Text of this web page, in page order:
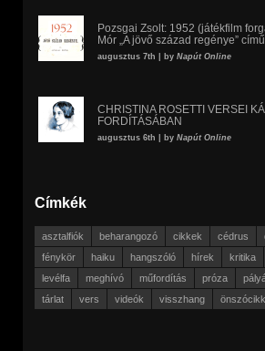
Pozsgai Zsolt: 1952 (játékfilm
Mór „A jövő század regénye”
augusztus 7th | by Napút Online
CHRISTINA ROSETTI VERSEI
FORDÍTÁSÁBAN
augusztus 6th | by Napút Online
Címkék
asztalfiók beharangozó cikkek cédrus
fénykör
haiku hangszóló hírek kritika
levélfa
meghívó műfordítás próza
tárlat
vers videók visszhang önszócikk